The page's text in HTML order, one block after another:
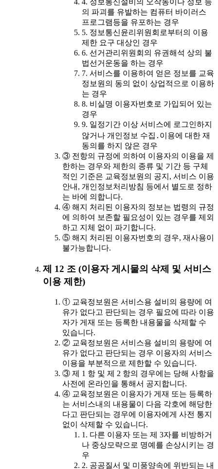
4. 정보통신설비의 오작동이나 정보 등
의 파괴를 유발하는 컴퓨터 바이러스
프로그램등을 유포하는 경우
5. 정보통신윤리위원회로부터의 이용
제한 요구 대상인 경우
6. 선거관리위원회의 유권해석 상의 불
법선거운동을 하는 경우
7. 서비스를 이용하여 얻은 정보를 교육
정보원의 동의 없이 상업적으로 이용하
는 경우
8. 비실명 이용자번호로 가입되어 있는
경우
9. 일정기간 이상 서비스에 로그인하지
않거나 개인정보 수집․이용에 대한 재
동의를 하지 않은 경우
③ 전항의 규정에 의하여 이용자의 이용을 제
한하는 경우와 제한의 종류 및 기간 등 구체
적인 기준은 교육정보원의 공지, 서비스 이용
안내, 개인정보처리방침 등에서 별도로 정하
는 바에 의합니다.
④ 해지 처리된 이용자의 정보는 법령의 규정
에 의하여 보존할 필요성이 있는 경우를 제외
하고 지체 없이 파기합니다.
⑤ 해지 처리된 이용자번호의 경우, 재사용이
불가능합니다.
제 12 조 (이용자 게시물의 삭제 및 서비스
이용 제한)
① 교육정보원은 서비스용 설비의 용량에 여
유가 없다고 판단되는 경우 필요에 따라 이용
자가 게재 또는 등록한 내용물을 삭제할 수
있습니다.
② 교육정보원은 서비스용 설비의 용량에 여
유가 없다고 판단되는 경우 이용자의 서비스
이용을 부분적으로 제한할 수 있습니다.
③ 제 1 항 및 제 2 항의 경우에는 당해 사항을
사전에 온라인을 통해서 공지합니다.
④ 교육정보원은 이용자가 게재 또는 등록하
는 서비스내의 내용물이 다음 각호에 해당한
다고 판단되는 경우에 이용자에게 사전 통지
없이 삭제할 수 있습니다.
1. 다른 이용자 또는 제 3자를 비방하거
나 중상모략으로 명예를 손상시키는 경
우
2. 공공질서 및 미풍양속에 위반되는 내